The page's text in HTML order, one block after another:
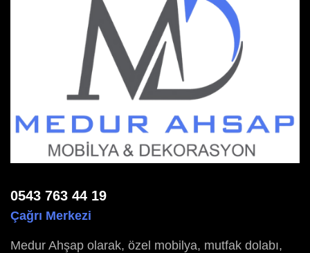
0543 763 44 19
Çağrı Merkezi
Medur Ahşap olarak, özel mobilya, mutfak dolabı,